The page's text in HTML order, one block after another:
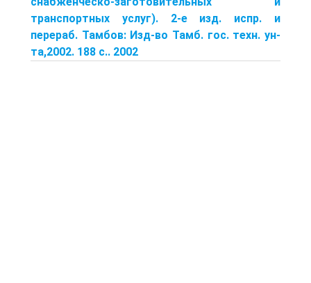
транспортных услуг). 2-е изд. испр. и
перераб. Тамбов: Изд-во Тамб. гос. техн. ун-
та,2002. 188 с.. 2002